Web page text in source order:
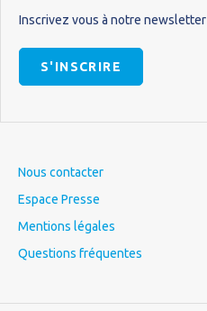
Inscrivez vous à notre newsletter
S'INSCRIRE
Nous contacter
Espace Presse
Mentions légales
Questions fréquentes